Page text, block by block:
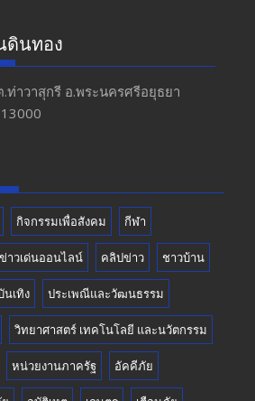
u
T
u
b
ดินทอง
ท่าวาสุกรี​ อ.พระนครศรีอยุธยา​
กิจกรรมเพื่อสังคม กีฬา
ข่าวเด่นออนไลน์ คลิปข่าว ชาวบ้าน
นเทิง ประเพณีและวัฒนธรรม
วิทยาศาสตร์ เทคโนโลยี และนวัตกรรม
หน่วยงานภาครัฐ อัคคีภัย